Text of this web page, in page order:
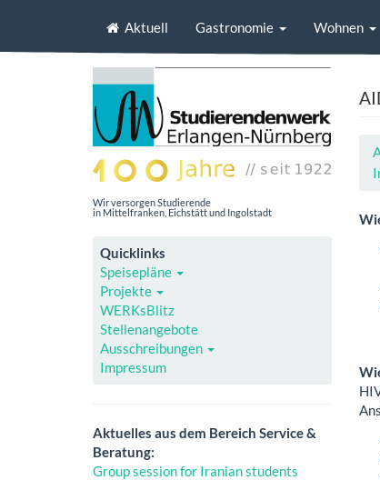
Aktuell Gastronomie Wohnen
Wir versorgen Studierende
in Mittelfranken, Eichstätt und Ingolstadt
Quicklinks
Speisepläne
Projekte
WERKsBlitz
Stellenangebote
Ausschreibungen
Impressum
Aktuelles aus dem Bereich Service &
Beratung:
Group session for Iranian students